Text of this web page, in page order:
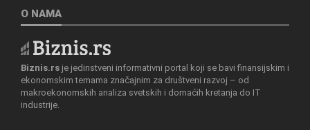
O NAMA
Biznis.rs je jedinstveni informativni portal koji se bavi finansijskim i
ekonomskim temama značajnim za društveni razvoj – od
makroekonomskih analiza svetskih i domaćih kretanja do IT
industrije.